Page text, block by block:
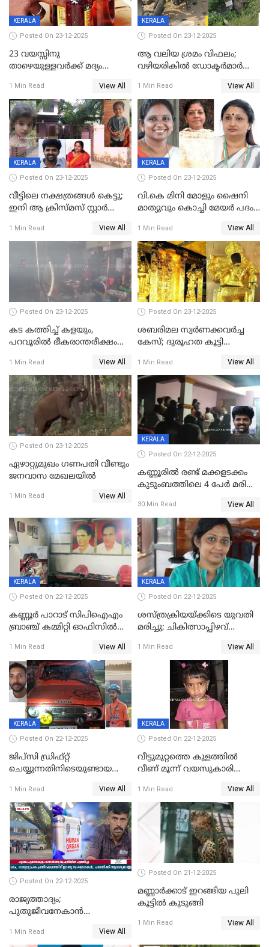
KERALA
Posted On 23-12-2025
23 വയസ്സിനു
താഴെയുള്ളവർക്ക് മദ്യം
നടപടി;സ്ഥാപനങ്ങൾക്കെതിരെ
രണ്ട് കേസുകൾ
1 Min Read View All
KERALA
Posted On 23-12-2025
ആ വലിയ ശ്രമം വിഫലം;
വഴിയരികില്‍ ‌ഡോക്ടര്‍മാര്‍
മരണത്തിന് കീഴടങ്ങി
1 Min Read View All
KERALA
Posted On 23-12-2025
വീട്ടിലെ നക്ഷത്രങ്ങൾ കെട്ടു;
ഇനി ആ ക്രിസ്മസ് സ്റ്റാർ
വേണ്ടിയുള്ള
പിടിവലിക്കിടയിൽ
അപ്പൂപ്പനെതിരെ പോക്സോ
കേസ് ഒടുവിൽ 4 ജീവനുകൾ
പൊലിഞ്ഞു
1 Min Read View All
KERALA
Posted On 23-12-2025
വി.കെ മിനി മോളും ഷൈനി
മാത്യുവും കൊച്ചി മേയർ പദം
മേയറാകില്ല
1 Min Read View All
Posted On 23-12-2025
കട കത്തിച്ച് കളയും,
പറവൂരില്‍ ഭീകരാന്തരീക്ഷം
1 Min Read View All
Posted On 23-12-2025
ശബരിമല സ്വര്‍ണക്കവര്‍ച്ച
കേസ്; ദുരൂഹത കൂട്ടി
1 Min Read View All
Posted On 23-12-2025
ഏഴാറ്റുമുഖം ഗണപതി വീണ്ടും
ജനവാസ മേഖലയിൽ
1 Min Read View All
KERALA
Posted On 22-12-2025
കണ്ണൂരിൽ രണ്ട് മക്കളടക്കം
കുടുംബത്തിലെ 4 പേർ മരിച്ച
30 Min Read View All
KERALA
Posted On 22-12-2025
കണ്ണൂർ പാറാട് സിപിഐഎം
ബ്രാഞ്ച് കമ്മിറ്റി ഓഫിസിൽ
ചിത്രങ്ങളടക്കം കത്തിയ
നിലയിൽ
1 Min Read View All
KERALA
Posted On 22-12-2025
ശസ്ത്രക്രിയയ്‌ക്കിടെ യുവതി
മരിച്ചു; ചികിത്സാപ്പിഴവ്
സംഭവം മാവേലിക്കരയിൽ
1 Min Read View All
KERALA
Posted On 22-12-2025
ജിപ്സി ഡ്രിഫ്റ്റ്
ചെയ്യുന്നതിനിടെയുണ്ടായ
ദാരുണാന്ത്യം; ജീപ്സി
ഓടിച്ചയാൾ അറസ്റ്റിൽ.
1 Min Read View All
KERALA
Posted On 22-12-2025
വീട്ടുമുറ്റത്തെ കുളത്തിൽ
വീണ് മൂന്ന് വയസുകാരി
1 Min Read View All
Posted On 22-12-2025
രാജ്യത്താദ്യം;
പുതുജീവനേകാൻ
എറണാകുളം സർക്കാർ
1 Min Read View All
Posted On 21-12-2025
മണ്ണാർക്കാട് ഇറങ്ങിയ പുലി
കൂട്ടിൽ കുടുങ്ങി
1 Min Read View All